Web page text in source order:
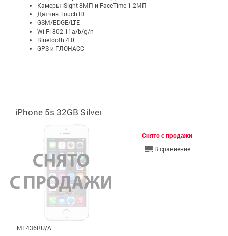
Камеры iSight 8МП и FaceTime 1.2МП
Датчик Touch ID
GSM/EDGE/LTE
Wi-Fi 802.11a/b/g/n
Bluetooth 4.0
GPS и ГЛОНАСС
iPhone 5s 32GB Silver
Снято с продажи
В сравнение
ME436RU/A